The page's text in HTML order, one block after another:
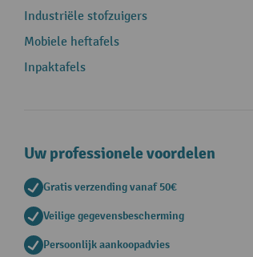
Industriële stofzuigers
Mobiele heftafels
Inpaktafels
Uw professionele voordelen
Gratis verzending vanaf 50€
Veilige gegevensbescherming
Persoonlijk aankoopadvies